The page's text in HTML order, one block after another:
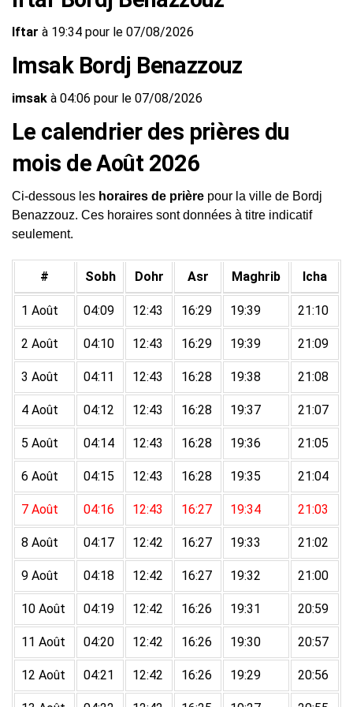
Iftar à 19:34 pour le 07/08/2026
Imsak Bordj Benazzouz
imsak à 04:06 pour le 07/08/2026
Le calendrier des prières du
mois de Août 2026
Ci-dessous les horaires de prière pour la ville de Bordj
Benazzouz. Ces horaires sont données à titre indicatif
seulement.
# Sobh Dohr Asr Maghrib Icha
1 Août 04:09 12:43 16:29 19:39 21:10
2 Août 04:10 12:43 16:29 19:39 21:09
3 Août 04:11 12:43 16:28 19:38 21:08
4 Août 04:12 12:43 16:28 19:37 21:07
5 Août 04:14 12:43 16:28 19:36 21:05
6 Août 04:15 12:43 16:28 19:35 21:04
7 Août 04:16 12:43 16:27 19:34 21:03
8 Août 04:17 12:42 16:27 19:33 21:02
9 Août 04:18 12:42 16:27 19:32 21:00
10 Août 04:19 12:42 16:26 19:31 20:59
11 Août 04:20 12:42 16:26 19:30 20:57
12 Août 04:21 12:42 16:26 19:29 20:56